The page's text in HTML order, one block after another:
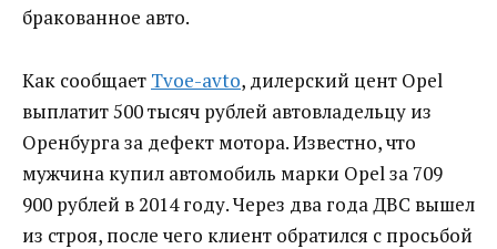
бракованное авто.
Как сообщает Tvoe-avto, дилерский цент Opel
выплатит 500 тысяч рублей автовладельцу из
Оренбурга за дефект мотора. Известно, что
мужчина купил автомобиль марки Opel за 709
900 рублей в 2014 году. Через два года ДВС вышел
из строя, после чего клиент обратился с просьбой